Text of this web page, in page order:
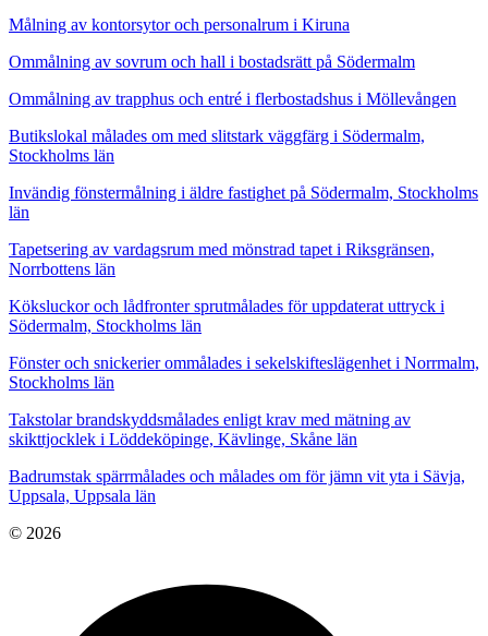
Målning av kontorsytor och personalrum i Kiruna
Ommålning av sovrum och hall i bostadsrätt på Södermalm
Ommålning av trapphus och entré i flerbostadshus i Möllevången
Butikslokal målades om med slitstark väggfärg i Södermalm,
Stockholms län
Invändig fönstermålning i äldre fastighet på Södermalm, Stockholms
län
Tapetsering av vardagsrum med mönstrad tapet i Riksgränsen,
Norrbottens län
Köksluckor och lådfronter sprutmålades för uppdaterat uttryck i
Södermalm, Stockholms län
Fönster och snickerier ommålades i sekelskifteslägenhet i Norrmalm,
Stockholms län
Takstolar brandskyddsmålades enligt krav med mätning av
skikttjocklek i Löddeköpinge, Kävlinge, Skåne län
Badrumstak spärrmålades och målades om för jämn vit yta i Sävja,
Uppsala, Uppsala län
© 2026